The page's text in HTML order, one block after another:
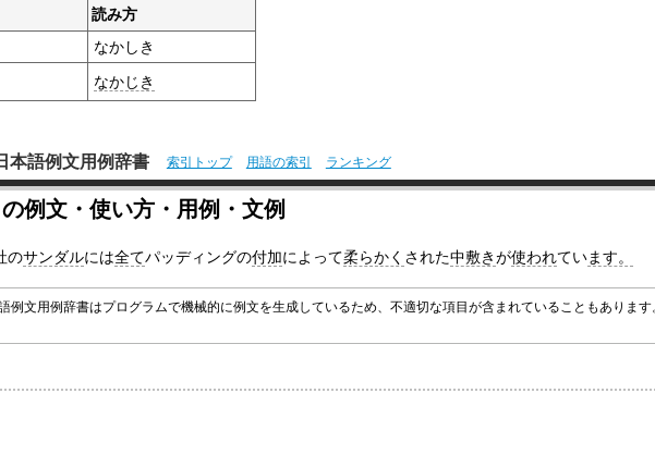
読み方
なかしき
なかじき
本語例文用例辞書 索引トップ 用語の索引 ランキング
の例文・使い方・用例・文例
のサンダルには全てパッディングの付加によって柔らかく された中敷きが使われています。
例文用例辞書はプログラムで機械的に例文を生成しているため、不適切な項目が含まれていることもあります